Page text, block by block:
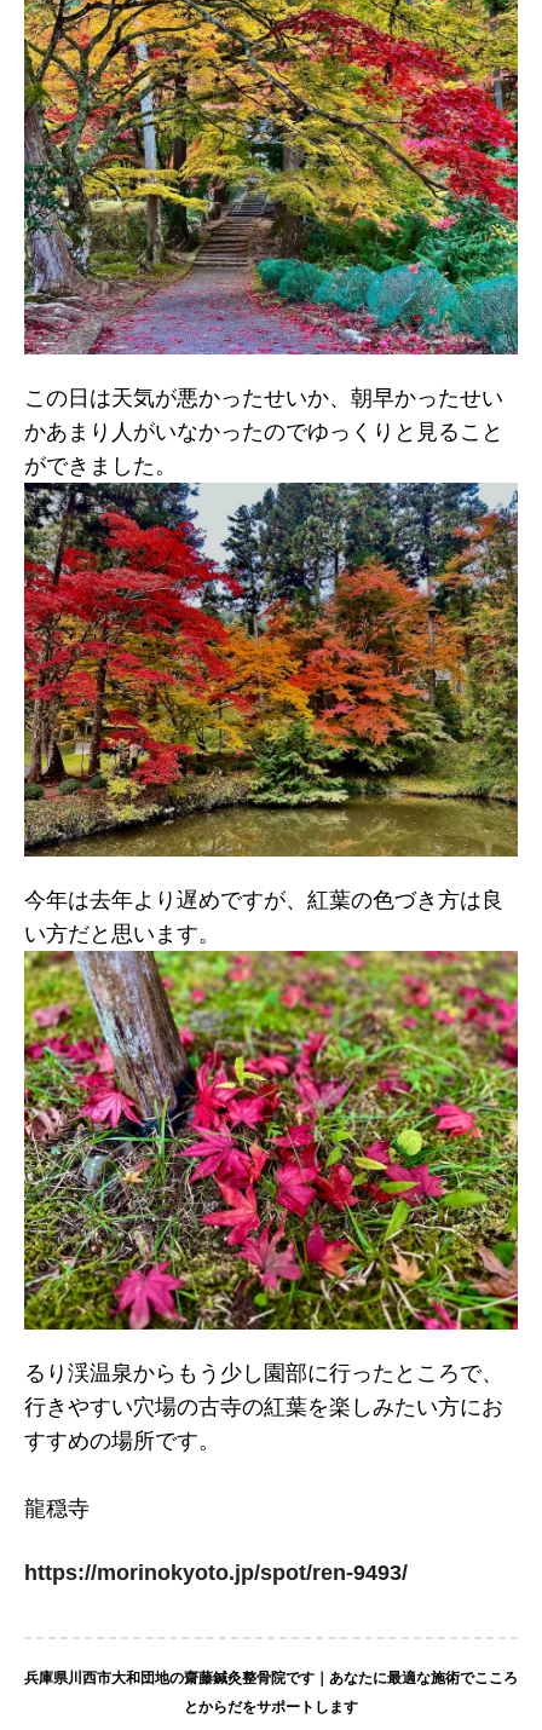
この日は天気が悪かったせいか、朝早かったせい
かあまり人がいなかったのでゆっくりと見ること
ができました。
今年は去年より遅めですが、紅葉の色づき方は良
い方だと思います。
るり渓温泉からもう少し園部に行ったところで、
行きやすい穴場の古寺の紅葉を楽しみたい方にお
すすめの場所です。
龍穏寺
https://morinokyoto.jp/spot/ren-9493/
兵庫県川西市大和団地の齋藤鍼灸整骨院です｜あなたに最適な施術でこころ
とからだをサポートします